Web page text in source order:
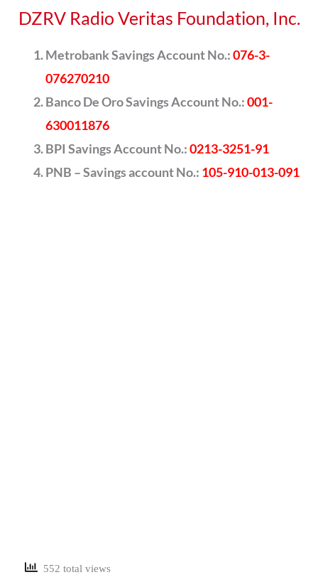
DZRV Radio Veritas Foundation, Inc.
Metrobank Savings Account No.:076-3-
076270210
Banco De Oro Savings Account No.:001-
630011876
BPI Savings Account No.:0213-3251-91
PNB – Savings account No.: 105-910-013-091
552 total views